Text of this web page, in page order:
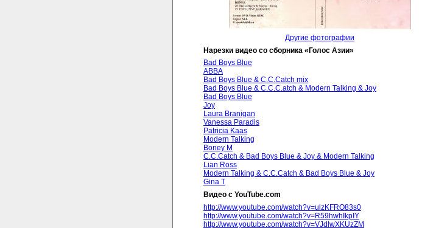
Другие фотографии
Нарезки видео со сборника «Голос Азии»
Bad Boys Blue
ABBA
Bad Boys Blue & C.C.Catch mix
Bad Boys Blue & C.C.C.atch & Modern Talking & Joy
Bad Boys Blue
Joy
Laura Branigan
Vanessa Paradis
Patricia Kaas
Modern Talking
Boney M
C.C.Catch & Bad Boys Blue & Joy & Modern Talking
Lian Ross
Modern Talking & C.C.Catch & Bad Boys Blue & Joy
Gina T
Видео с YouTube.com
http://www.youtube.com/watch?v=ulzKFRO83s0
http://www.youtube.com/watch?v=R59hwhIkpIY
http://www.youtube.com/watch?v=VJdlwXKUzZM